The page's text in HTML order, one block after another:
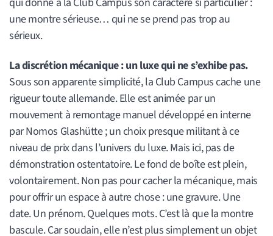
une montre sérieuse… qui ne se prend pas trop au
sérieux.
La discrétion mécanique : un luxe qui ne s’exhibe pas.
Sous son apparente simplicité, la Club Campus cache une
rigueur toute allemande. Elle est animée par un
mouvement à remontage manuel développé en interne
par Nomos Glashütte ; un choix presque militant à ce
niveau de prix dans l’univers du luxe. Mais ici, pas de
démonstration ostentatoire. Le fond de boîte est plein,
volontairement. Non pas pour cacher la mécanique, mais
pour offrir un espace à autre chose : une gravure. Une
date. Un prénom. Quelques mots. C’est là que la montre
bascule. Car soudain, elle n’est plus simplement un objet